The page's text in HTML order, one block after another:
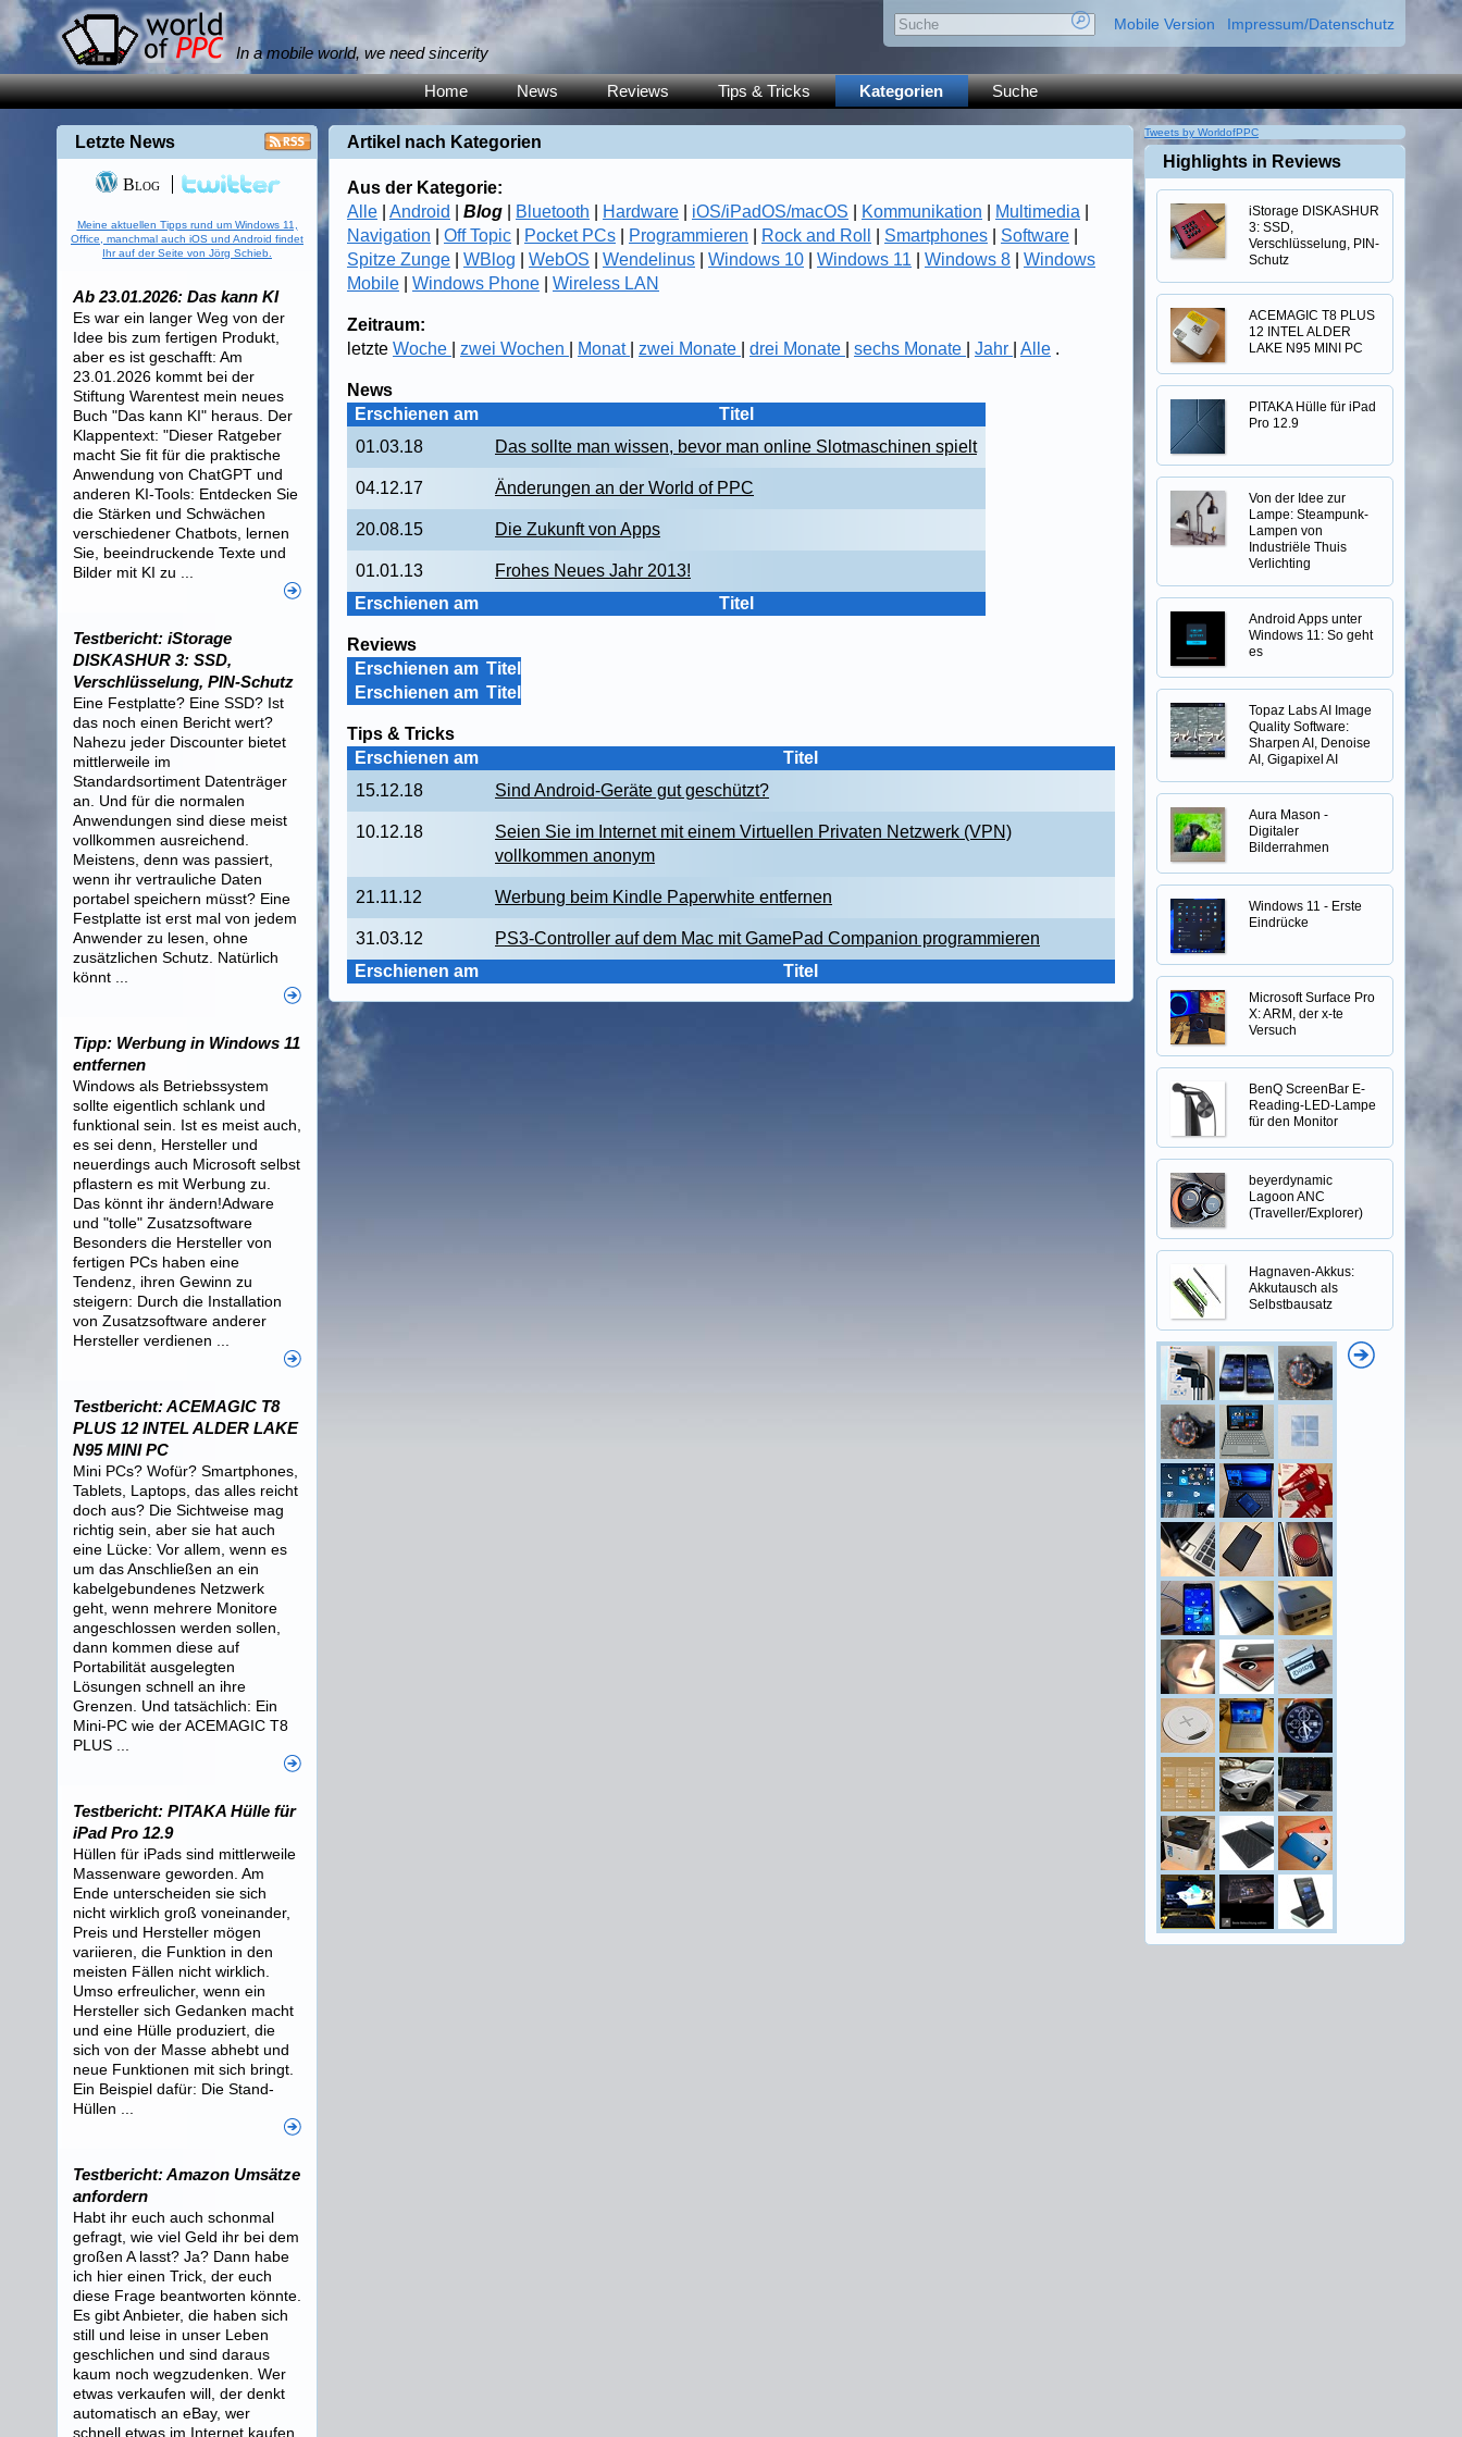
In a mobile world, we need sincerity
Mobile Version Impressum/Datenschutz
Home News Reviews Tips & Tricks Kategorien Suche
Artikel nach Kategorien
Aus der Kategorie:
Alle
Android Blog Bluetooth Hardware iOS/iPadOS/macOS Kommunikation Multimedia
Navigation
Off Topic Pocket PCs Programmieren Rock and Roll Smartphones Software
Spitze Zunge
WBlog WebOS Wendelinus Windows 10 Windows 11 Windows 8
Windows
Mobile
Windows Phone Wireless LAN
Zeitraum:
letzte Woche zwei Wochen Monat zwei Monate drei Monate sechs Monate Jahr Alle .
News
Erschienen am
Titel
Erschienen am Titel
01.03.18 Das sollte man wissen, bevor man online Slotmaschinen spielt
04.12.17 Änderungen an der World of PPC
20.08.15 Die Zukunft von Apps
01.01.13 Frohes Neues Jahr 2013!
Reviews
Erschienen am Titel
Erschienen am Titel
Tips & Tricks
Erschienen am
Titel
Erschienen am Titel
15.12.18 Sind Android-Geräte gut geschützt?
10.12.18
Seien Sie im Internet mit einem Virtuellen Privaten Netzwerk (VPN)
vollkommen anonym
21.11.12 Werbung beim Kindle Paperwhite entfernen
31.03.12 PS3-Controller auf dem Mac mit GamePad Companion programmieren
Letzte News
Blog
Meine aktuellen Tipps rund um Windows 11,
Office, manchmal auch iOS und Android findet
Ihr auf der Seite von Jörg Schieb.
Ab 23.01.2026: Das kann KI
Es war ein langer Weg von der
Idee bis zum fertigen Produkt,
aber es ist geschafft: Am
23.01.2026 kommt bei der
Stiftung Warentest mein neues
Buch "Das kann KI" heraus. Der
Klappentext: "Dieser Ratgeber
macht Sie fit für die praktische
Anwendung von ChatGPT und
anderen KI-Tools: Entdecken Sie
die Stärken und Schwächen
verschiedener Chatbots, lernen
Sie, beeindruckende Texte und
Bilder mit KI zu ...
Testbericht: iStorage
DISKASHUR 3: SSD,
Verschlüsselung, PIN-Schutz
Eine Festplatte? Eine SSD? Ist
das noch einen Bericht wert?
Nahezu jeder Discounter bietet
mittlerweile im
Standardsortiment Datenträger
an. Und für die normalen
Anwendungen sind diese meist
vollkommen ausreichend.
Meistens, denn was passiert,
wenn ihr vertrauliche Daten
portabel speichern müsst? Eine
Festplatte ist erst mal von jedem
Anwender zu lesen, ohne
zusätzlichen Schutz. Natürlich
könnt ...
Tipp: Werbung in Windows 11
entfernen
Windows als Betriebssystem
sollte eigentlich schlank und
funktional sein. Ist es meist auch,
es sei denn, Hersteller und
neuerdings auch Microsoft selbst
pflastern es mit Werbung zu.
Das könnt ihr ändern!Adware
und "tolle" Zusatzsoftware
Besonders die Hersteller von
fertigen PCs haben eine
Tendenz, ihren Gewinn zu
steigern: Durch die Installation
von Zusatzsoftware anderer
Hersteller verdienen ...
Testbericht: ACEMAGIC T8
PLUS 12 INTEL ALDER LAKE
N95 MINI PC
Mini PCs? Wofür? Smartphones,
Tablets, Laptops, das alles reicht
doch aus? Die Sichtweise mag
richtig sein, aber sie hat auch
eine Lücke: Vor allem, wenn es
um das Anschließen an ein
kabelgebundenes Netzwerk
geht, wenn mehrere Monitore
angeschlossen werden sollen,
dann kommen diese auf
Portabilität ausgelegten
Lösungen schnell an ihre
Grenzen. Und tatsächlich: Ein
Mini-PC wie der ACEMAGIC T8
PLUS ...
Testbericht: PITAKA Hülle für
iPad Pro 12.9
Hüllen für iPads sind mittlerweile
Massenware geworden. Am
Ende unterscheiden sie sich
nicht wirklich groß voneinander,
Preis und Hersteller mögen
variieren, die Funktion in den
meisten Fällen nicht wirklich.
Umso erfreulicher, wenn ein
Hersteller sich Gedanken macht
und eine Hülle produziert, die
sich von der Masse abhebt und
neue Funktionen mit sich bringt.
Ein Beispiel dafür: Die Stand-
Hüllen ...
Testbericht: Amazon Umsätze
anfordern
Habt ihr euch auch schonmal
gefragt, wie viel Geld ihr bei dem
großen A lasst? Ja? Dann habe
ich hier einen Trick, der euch
diese Frage beantworten könnte.
Es gibt Anbieter, die haben sich
still und leise in unser Leben
geschlichen und sind daraus
kaum noch wegzudenken. Wer
etwas verkaufen will, der denkt
automatisch an eBay, wer
schnell etwas im Internet kaufen
Tweets by WorldofPPC
Highlights in Reviews
iStorage DISKASHUR
3: SSD,
Verschlüsselung, PIN-
Schutz
ACEMAGIC T8 PLUS
12 INTEL ALDER
LAKE N95 MINI PC
PITAKA Hülle für iPad
Pro 12.9
Von der Idee zur
Lampe: Steampunk-
Lampen von
Industriële Thuis
Verlichting
Android Apps unter
Windows 11: So geht
es
Topaz Labs AI Image
Quality Software:
Sharpen AI, Denoise
AI, Gigapixel AI
Aura Mason -
Digitaler
Bilderrahmen
Windows 11 - Erste
Eindrücke
Microsoft Surface Pro
X: ARM, der x-te
Versuch
BenQ ScreenBar E-
Reading-LED-Lampe
für den Monitor
beyerdynamic
Lagoon ANC
(Traveller/Explorer)
Hagnaven-Akkus:
Akkutausch als
Selbstbausatz